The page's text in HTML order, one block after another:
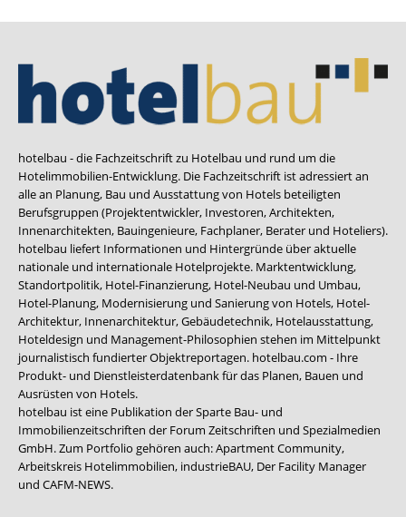
hotelbau - die Fachzeitschrift zu Hotelbau und rund um die
Hotelimmobilien-Entwicklung. Die Fachzeitschrift ist adressiert an
alle an Planung, Bau und Ausstattung von Hotels beteiligten
Berufsgruppen (Projektentwickler, Investoren, Architekten,
Innenarchitekten, Bauingenieure, Fachplaner, Berater und Hoteliers).
hotelbau liefert Informationen und Hintergründe über aktuelle
nationale und internationale Hotelprojekte. Marktentwicklung,
Standortpolitik, Hotel-Finanzierung, Hotel-Neubau und Umbau,
Hotel-Planung, Modernisierung und Sanierung von Hotels, Hotel-
Architektur, Innenarchitektur, Gebäudetechnik, Hotelausstattung,
Hoteldesign und Management-Philosophien stehen im Mittelpunkt
journalistisch fundierter Objektreportagen. hotelbau.com - Ihre
Produkt- und Dienstleisterdatenbank für das Planen, Bauen und
Ausrüsten von Hotels.
hotelbau ist eine Publikation der Sparte Bau- und
Immobilienzeitschriften der Forum Zeitschriften und Spezialmedien
GmbH. Zum Portfolio gehören auch:Apartment Community,
Arbeitskreis Hotelimmobilien, industrieBAU, Der Facility Manager
und CAFM-NEWS.